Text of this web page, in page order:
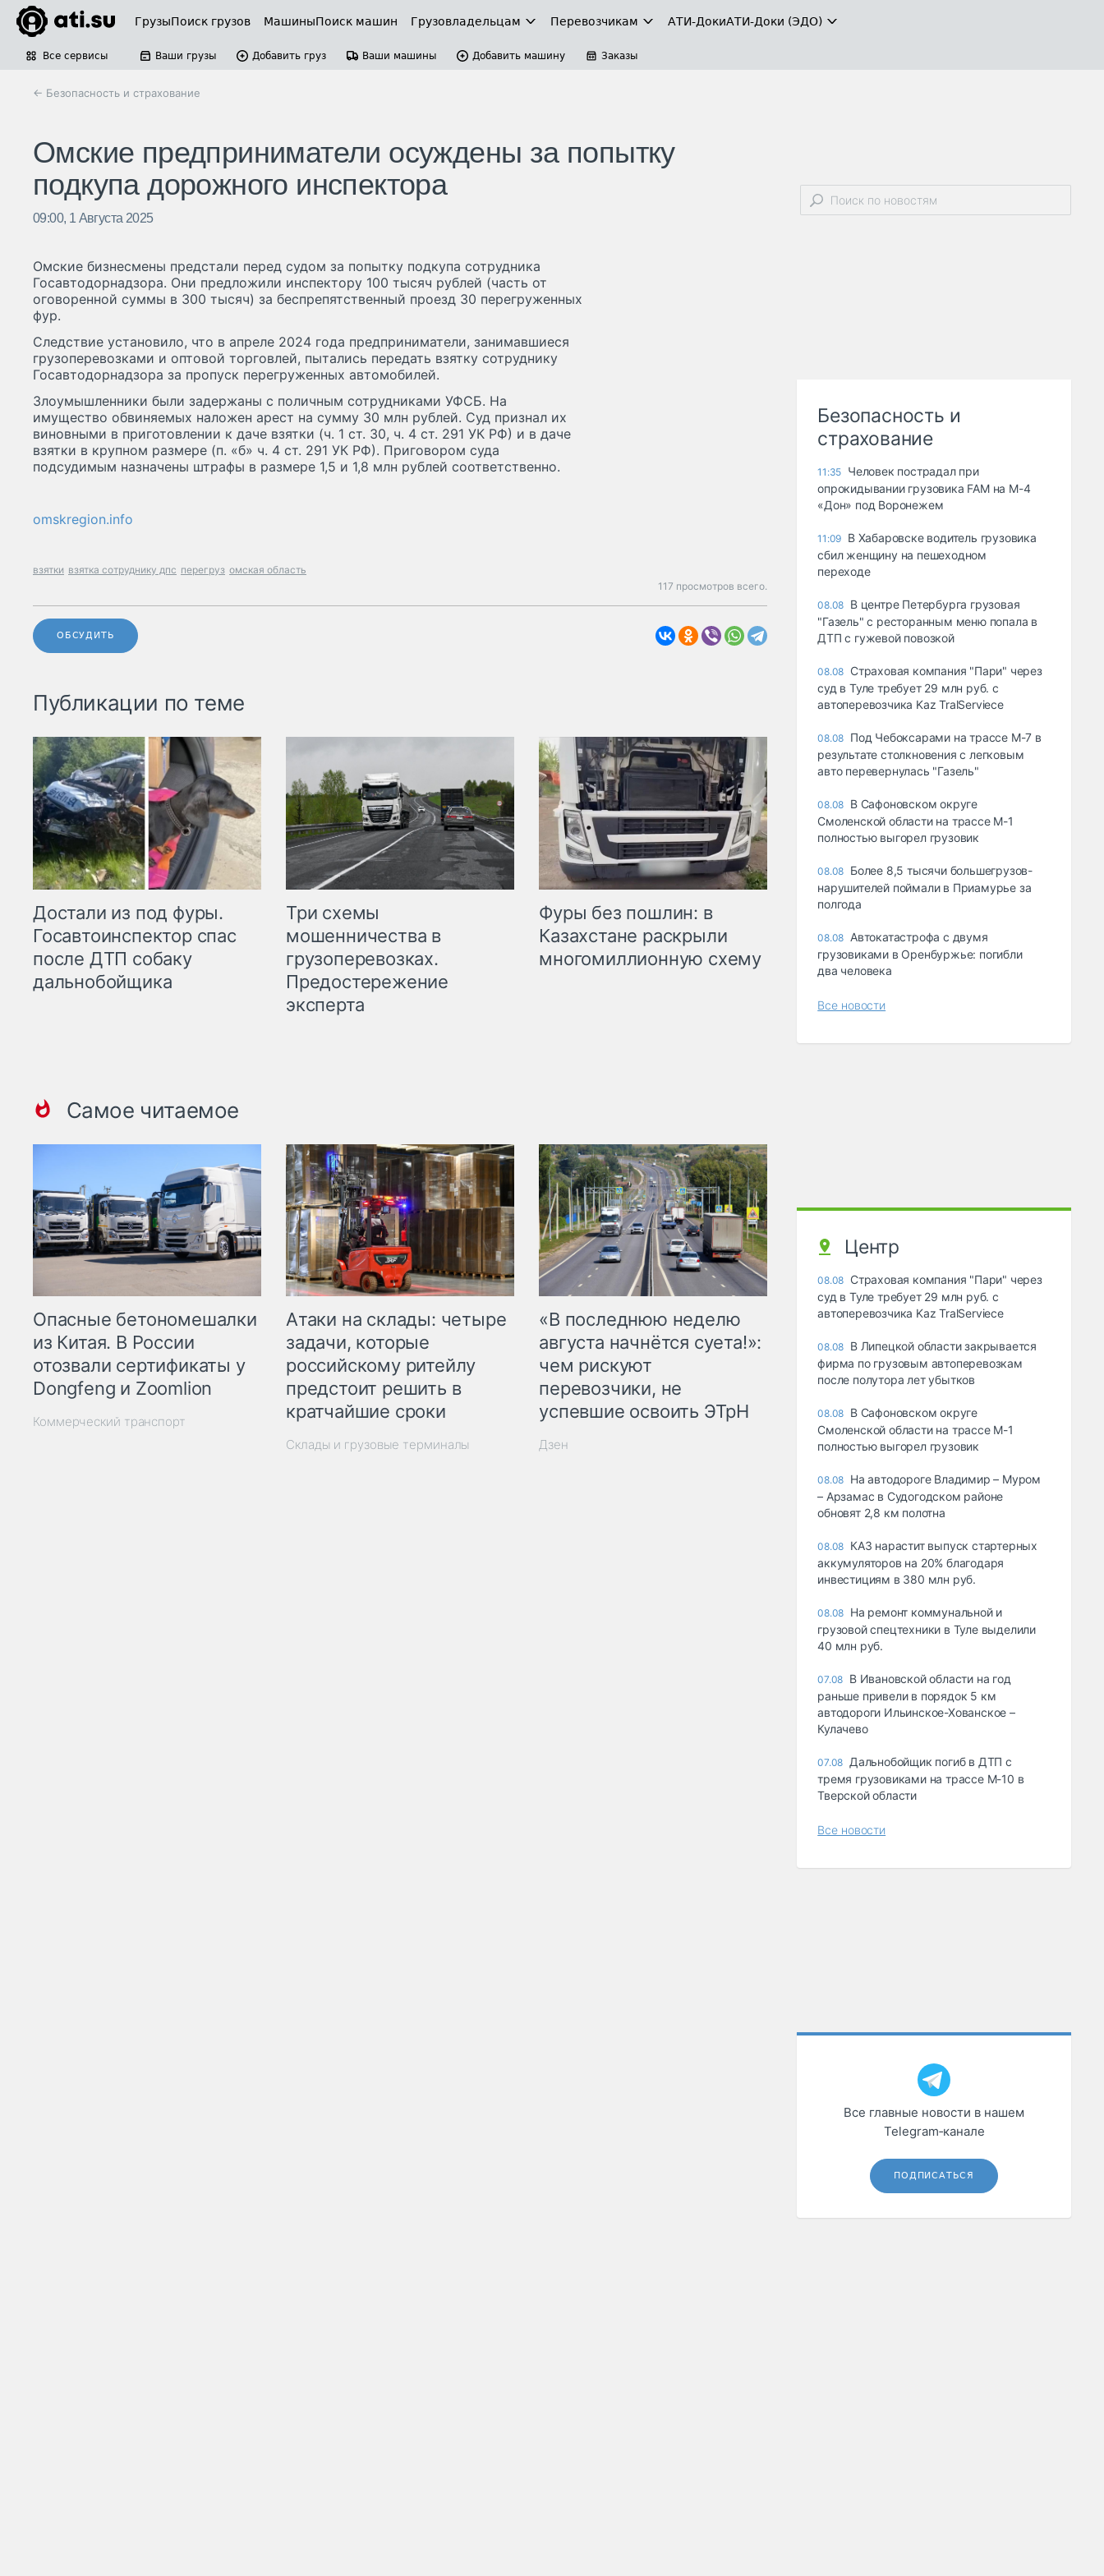
ГрузыПоиск грузов МашиныПоиск машин Грузовладельцам Перевозчикам АТИ-ДокиАТИ-Доки (ЭДО)
Все сервисы Ваши грузы Добавить груз Ваши машины Добавить машину Заказы
← Безопасность и страхование
Омские предприниматели осуждены за попытку
подкупа дорожного инспектора
09:00, 1 Августа 2025
Омские бизнесмены предстали перед судом за попытку подкупа сотрудника
Госавтодорнадзора. Они предложили инспектору 100 тысяч рублей (часть от
оговоренной суммы в 300 тысяч) за беспрепятственный проезд 30 перегруженных
фур.
Следствие установило, что в апреле 2024 года предприниматели, занимавшиеся
грузоперевозками и оптовой торговлей, пытались передать взятку сотруднику
Госавтодорнадзора за пропуск перегруженных автомобилей.
Злоумышленники были задержаны с поличным сотрудниками УФСБ. На
имущество обвиняемых наложен арест на сумму 30 млн рублей. Суд признал их
виновными в приготовлении к даче взятки (ч. 1 ст. 30, ч. 4 ст. 291 УК РФ) и в даче
взятки в крупном размере (п. «б» ч. 4 ст. 291 УК РФ). Приговором суда
подсудимым назначены штрафы в размере 1,5 и 1,8 млн рублей соответственно.
omskregion.info
взятки взятка сотруднику дпс перегруз омская область
117 просмотров всего.
ОБСУДИТЬ
Публикации по теме
Достали из под фуры.
Госавтоинспектор спас
после ДТП собаку
дальнобойщика
Три схемы
мошенничества в
грузоперевозках.
Предостережение
эксперта
Фуры без пошлин: в
Казахстане раскрыли
многомиллионную схему
Самое читаемое
Опасные бетономешалки
из Китая. В России
отозвали сертификаты у
Dongfeng и Zoomlion
Коммерческий транспорт
Атаки на склады: четыре
задачи, которые
российскому ритейлу
предстоит решить в
кратчайшие сроки
Склады и грузовые терминалы
«В последнюю неделю
августа начнётся суета!»:
чем рискуют
перевозчики, не
успевшие освоить ЭТрН
Дзен
Безопасность и
страхование
11:35 Человек пострадал при
опрокидывании грузовика FAM на М-4
«Дон» под Воронежем
11:09 В Хабаровске водитель грузовика
сбил женщину на пешеходном
переходе
08.08 В центре Петербурга грузовая
"Газель" с ресторанным меню попала в
ДТП с гужевой повозкой
08.08 Страховая компания "Пари" через
суд в Туле требует 29 млн руб. с
автоперевозчика Kaz TralServiece
08.08 Под Чебоксарами на трассе М-7 в
результате столкновения с легковым
авто перевернулась "Газель"
08.08 В Сафоновском округе
Смоленской области на трассе М-1
полностью выгорел грузовик
08.08 Более 8,5 тысячи большегрузов-
нарушителей поймали в Приамурье за
полгода
08.08 Автокатастрофа с двумя
грузовиками в Оренбуржье: погибли
два человека
Все новости
Центр
08.08 Страховая компания "Пари" через
суд в Туле требует 29 млн руб. с
автоперевозчика Kaz TralServiece
08.08 В Липецкой области закрывается
фирма по грузовым автоперевозкам
после полутора лет убытков
08.08 В Сафоновском округе
Смоленской области на трассе М-1
полностью выгорел грузовик
08.08 На автодороге Владимир – Муром
– Арзамас в Судогодском районе
обновят 2,8 км полотна
08.08 КАЗ нарастит выпуск стартерных
аккумуляторов на 20% благодаря
инвестициям в 380 млн руб.
08.08 На ремонт коммунальной и
грузовой спецтехники в Туле выделили
40 млн руб.
07.08 В Ивановской области на год
раньше привели в порядок 5 км
автодороги Ильинское-Хованское –
Кулачево
07.08 Дальнобойщик погиб в ДТП с
тремя грузовиками на трассе М-10 в
Тверской области
Все новости
Все главные новости в нашем
Telegram‑канале
ПОДПИСАТЬСЯ